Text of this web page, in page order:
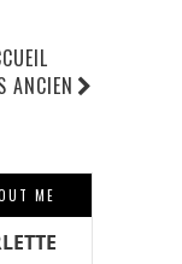
ANCIEN
ME